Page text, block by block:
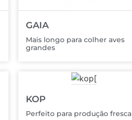
GAIA
Mais longo para colher aves
grandes
KOP
Perfeito para produção fresca